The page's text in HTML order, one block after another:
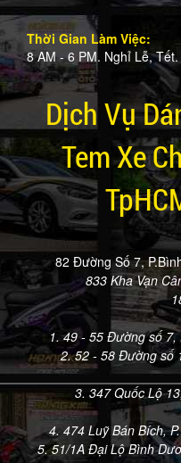
Thời Gian Làm Việc:
8 AM - 6 PM. Nghỉ Lễ, Tết.
Dịch Vụ
Tem Xe
82 Đường Số 7,
833 Kha Vạn
1. 49 - 55 Đường số 7,
2. 52 - 58 Đường số
3. 347 Quốc Lộ
4. 474 Luỹ Bán Bích,
5. 51/1A Đại Lộ Bình